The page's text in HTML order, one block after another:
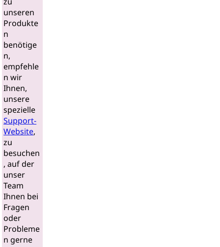
unseren
Produkte
n
benötige
n,
empfehle
n wir
Ihnen,
unsere
spezielle
Support-
Website,
zu
besuchen
, auf der
unser
Team
Ihnen bei
Fragen
oder
Probleme
n gerne